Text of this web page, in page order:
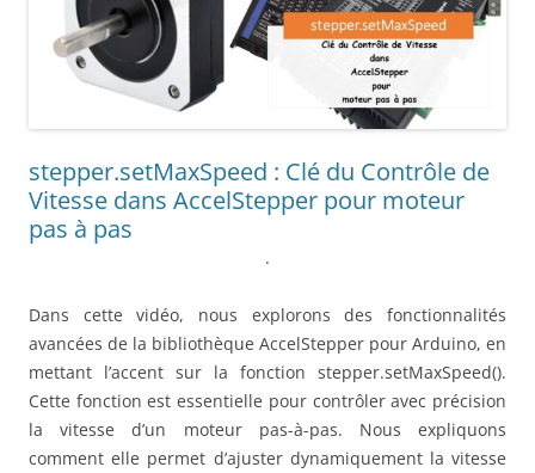
stepper.setMaxSpeed : Clé du Contrôle de
Vitesse dans AccelStepper pour moteur
pas à pas
.
Dans cette vidéo, nous explorons des fonctionnalités
avancées de la bibliothèque AccelStepper pour Arduino, en
mettant l’accent sur la fonction stepper.setMaxSpeed().
Cette fonction est essentielle pour contrôler avec précision
la vitesse d’un moteur pas-à-pas. Nous expliquons
comment elle permet d’ajuster dynamiquement la vitesse